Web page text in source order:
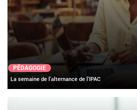
PÉDAGOGIE
La semaine de l'alternance de l'IPAC